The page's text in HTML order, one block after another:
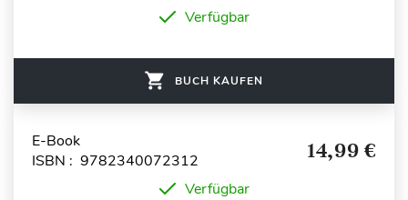
Verfügbar
BUCH KAUFEN
E-Book
ISBN : 9782340072312
14,99 €
Verfügbar